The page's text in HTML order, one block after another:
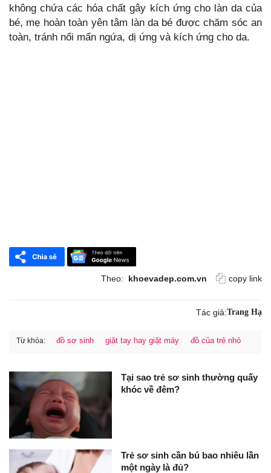
không chứa các hóa chất gây kích ứng cho làn da của
bé, mẹ hoàn toàn yên tâm làn da bé được chăm sóc an
toàn, tránh nổi mẩn ngứa, dị ứng và kích ứng cho da.
Theo: khoevadep.com.vn copy link
Tác giả:Trang Hạ
Từ khóa: đồ sơ sinh giặt tay hay giặt máy đồ của trẻ nhỏ
Tại sao trẻ sơ sinh thường quấy
khóc về đêm?
Trẻ sơ sinh cần bú bao nhiêu lần
một ngày là đủ?